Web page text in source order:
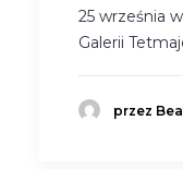
25 września
Galerii
przez